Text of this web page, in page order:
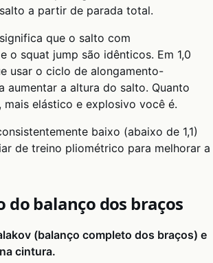
a partir de parada total.
que o salto com
o squat jump são idênticos. Em 1,0
usar o ciclo de alongamento-
aumentar a altura do salto. Quanto
mais elástico e explosivo você é.
baixo (abaixo de 1,1)
de treino pliométrico para melhorar a
do balanço dos braços
(balanço completo dos braços) e
cintura.